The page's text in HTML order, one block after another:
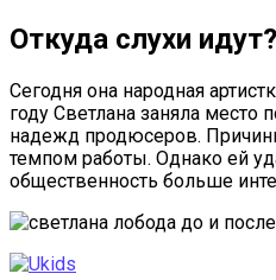
Откуда слухи идут?
Сегодня она народная
году Светлана заняла
надежд продюсеров.
темпом работы. Однако ей
общественность больше